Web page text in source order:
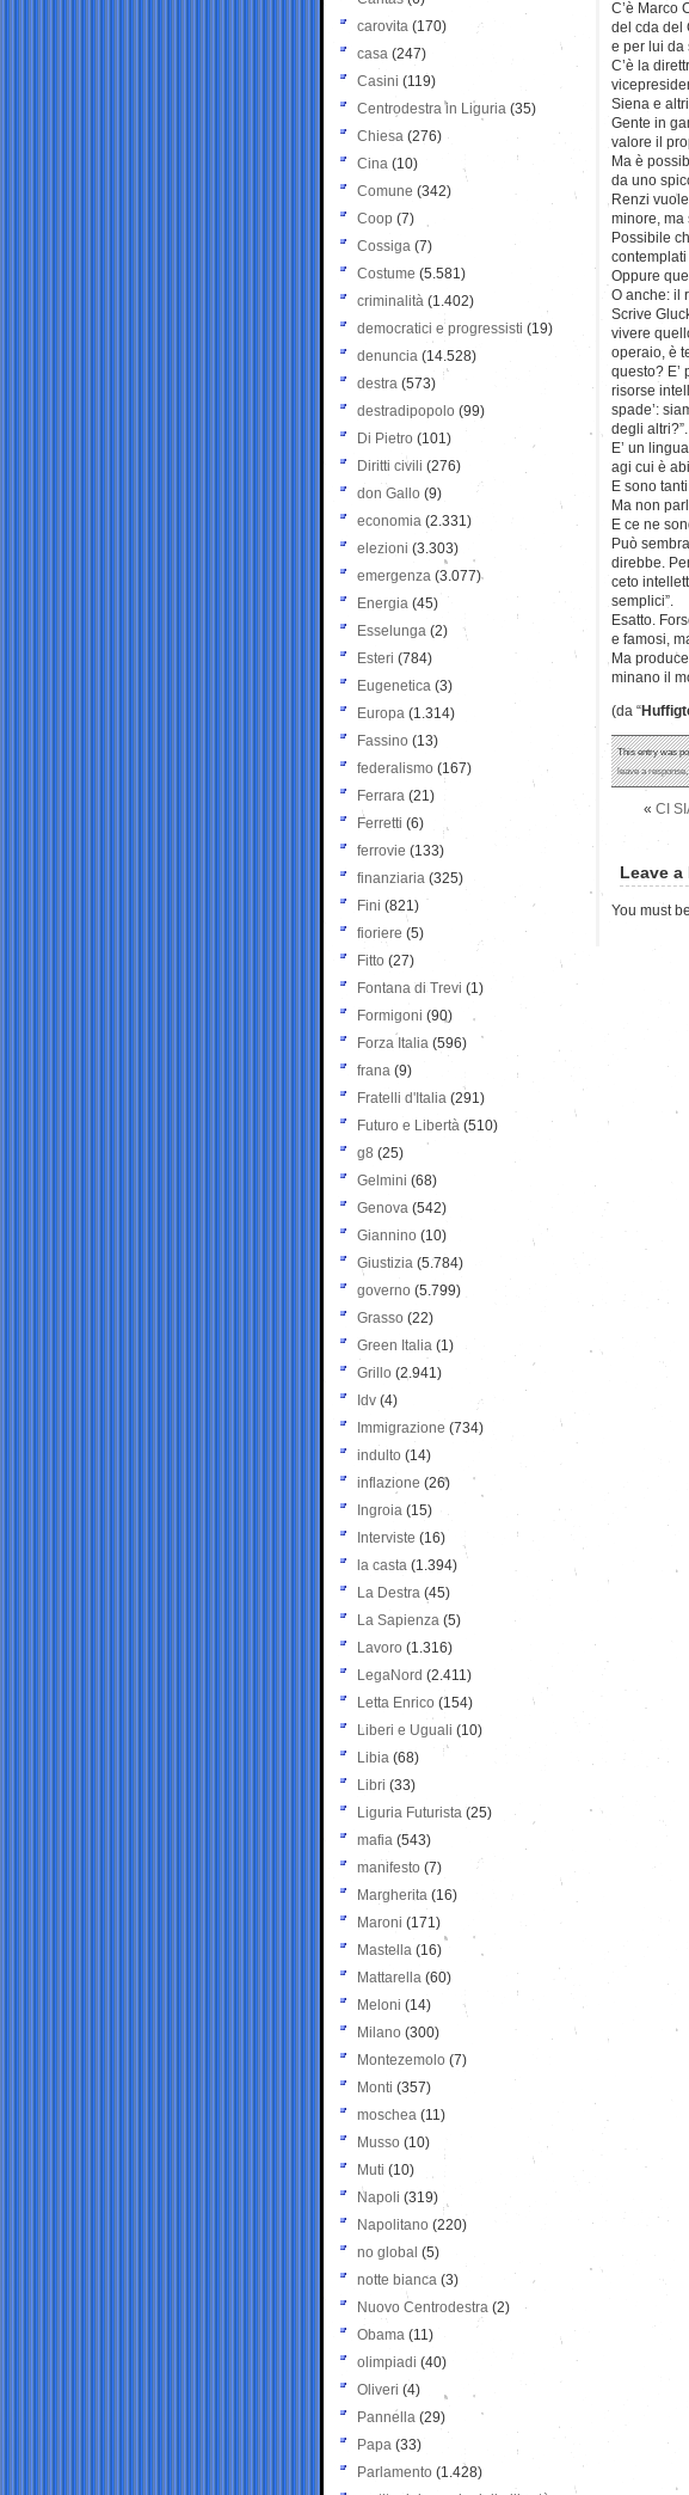
C’è Marco
del cda del
e per lui da
C’è la
Siena e
Gente in
valore il
Ma è
da uno
Renzi
minore, ma
Possibile
Oppure
O anche: il
Scrive
vivere
operaio, è
questo? E’
risorse
spade’:
degli altri?”.
E’ un
agi cui è
E sono
Ma non
E ce ne
Può
direbbe.
ceto
semplici”.
Esatto.
e famosi,
Ma
minano il
(da “
This entry was
leave a response
« CI
Leave a
You must be
carovita (170)
casa (247)
Casini (119)
Centrodestra in Liguria (35)
Chiesa (276)
Cina (10)
Comune (342)
Coop (7)
Cossiga (7)
Costume (5.581)
criminalità (1.402)
democratici e progressisti (19)
denuncia (14.528)
destra (573)
destradipopolo (99)
Di Pietro (101)
Diritti civili (276)
don Gallo (9)
economia (2.331)
elezioni (3.303)
emergenza (3.077)
Energia (45)
Esselunga (2)
Esteri (784)
Eugenetica (3)
Europa (1.314)
Fassino (13)
federalismo (167)
Ferrara (21)
Ferretti (6)
ferrovie (133)
finanziaria (325)
Fini (821)
fioriere (5)
Fitto (27)
Fontana di Trevi (1)
Formigoni (90)
Forza Italia (596)
frana (9)
Fratelli d'Italia (291)
Futuro e Libertà (510)
g8 (25)
Gelmini (68)
Genova (542)
Giannino (10)
Giustizia (5.784)
governo (5.799)
Grasso (22)
Green Italia (1)
Grillo (2.941)
Idv (4)
Immigrazione (734)
indulto (14)
inflazione (26)
Ingroia (15)
Interviste (16)
la casta (1.394)
La Destra (45)
La Sapienza (5)
Lavoro (1.316)
LegaNord (2.411)
Letta Enrico (154)
Liberi e Uguali (10)
Libia (68)
Libri (33)
Liguria Futurista (25)
mafia (543)
manifesto (7)
Margherita (16)
Maroni (171)
Mastella (16)
Mattarella (60)
Meloni (14)
Milano (300)
Montezemolo (7)
Monti (357)
moschea (11)
Musso (10)
Muti (10)
Napoli (319)
Napolitano (220)
no global (5)
notte bianca (3)
Nuovo Centrodestra (2)
Obama (11)
olimpiadi (40)
Oliveri (4)
Pannella (29)
Papa (33)
Parlamento (1.428)